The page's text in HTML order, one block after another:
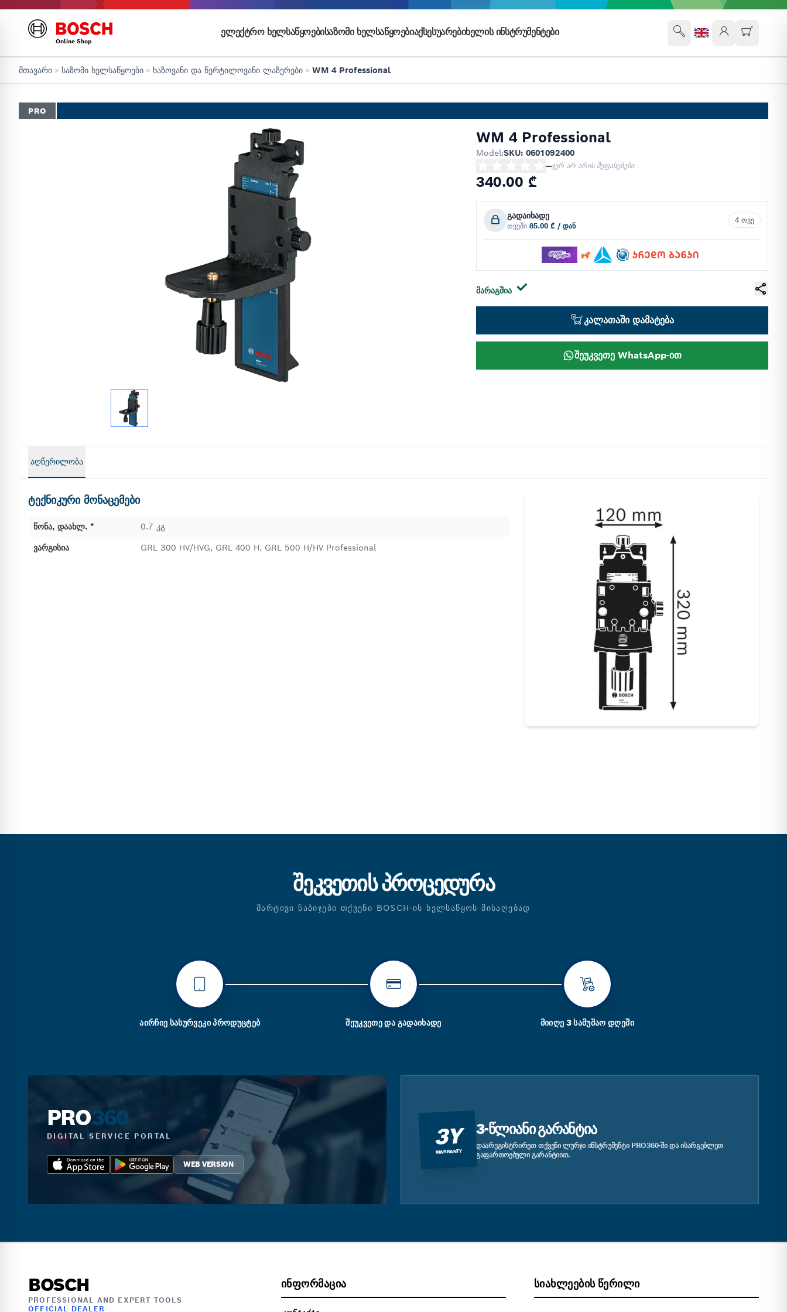
Online Shop
ᲔᲚᲔᲥᲢᲠᲝ ᲮᲔᲚᲡᲐᲬᲧᲝᲔᲑᲘᲡᲐᲖᲝᲛᲘ ᲮᲔᲚᲡᲐᲬᲧᲝᲔᲑᲘᲐᲥᲡᲔᲡᲣᲐᲠᲔᲑᲘᲮᲔᲚᲘᲡ ᲘᲜᲡᲢᲠᲣᲛᲔᲜᲢᲔᲑᲘ
მთავარი > საზომი ხელსაწყოები > ხაზოვანი და წერტილოვანი ლაზერები > WM 4 Professional
PRO
WM 4 Professional
Model:SKU: 0601092400
—ჯერ არ არის შეფასებები
340.00 ₾
გადაიხადე
თვეში 85.00 ₾ / დან
4 თვე
მარაგშია
კალათაში დამატება
შეუკვეთე WhatsApp-ით
აღწერილობა
ტექნიკური მონაცემები
წონა, დაახლ. *
0.7 კგ
ვარგისია
GRL 300 HV/HVG, GRL 400 H, GRL 500 H/HV Professional
ᲨᲔᲙᲕᲔᲗᲘᲡ ᲞᲠᲝᲪᲔᲓᲣᲠᲐ
ᲛᲐᲠᲢᲘᲕᲘ ᲜᲐᲑᲘᲯᲔᲑᲘ ᲗᲥᲕᲔᲜᲘ BOSCH-ᲘᲡ ᲮᲔᲚᲡᲐᲬᲧᲝᲡ ᲛᲘᲡᲐᲦᲔᲑᲐᲓ
ᲐᲘᲠᲩᲘᲔ ᲡᲐᲡᲣᲠᲕᲔᲙᲘ ᲞᲠᲝᲓᲣᲪᲢᲔᲑ ᲨᲔᲣᲙᲕᲔᲗᲔ ᲓᲐ ᲒᲐᲓᲐᲘᲮᲐᲓᲔ ᲛᲘᲘᲦᲔ 3 ᲡᲐᲛᲣᲨᲐᲝ ᲓᲦᲔᲨᲘ
PRO360
DIGITAL SERVICE PORTAL
WEB VERSION
3Y
WARRANTY
3-ᲬᲚᲘᲐᲜᲘ ᲒᲐᲠᲐᲜᲢᲘᲐ
ᲓᲐᲐᲠᲔᲒᲘᲡᲢᲠᲘᲠᲔᲗ ᲗᲥᲕᲔᲜᲘ ᲚᲣᲠᲯᲘ ᲘᲜᲡᲢᲠᲣᲛᲔᲜᲢᲘ PRO360-ᲨᲘ ᲓᲐ ᲘᲡᲐᲠᲒᲔᲑᲚᲔᲗ
ᲒᲐᲤᲐᲠᲗᲝᲔᲑᲣᲚᲘ ᲒᲐᲠᲐᲜᲢᲘᲘᲗ.
BOSCH
PROFESSIONAL AND EXPERT TOOLS
OFFICIAL DEALER
ᲘᲜᲤᲝᲠᲛᲐᲪᲘᲐ ᲡᲘᲐᲮᲚᲔᲔᲑᲘᲡ ᲬᲔᲠᲘᲚᲘ